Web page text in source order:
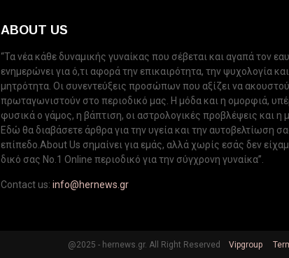
ABOUT US
“Τα νέα κάθε δυναμικής γυναίκας που σέβεται και αγαπά τον
ενημερώνει για ό,τι αφορά την επικαιρότητα, την ψυχολογία
μητρότητα. Οι συνεντεύξεις προσώπων που αξίζει να
πρωταγωνιστούν στο περιοδικό μας. Η μόδα και η ομορφιά,
φυσικά ο γάμος, η βάπτιση, οι αστρολογικές προβλέψεις και η
Εδώ θα διαβάσετε άρθρα για την υγεία και την αυτοβελτίωση
επίπεδο.About Us σημαίνει για εμάς, αλλά χωρίς εσάς δεν
δικό σας Νo.1 Online περιοδικό για την σύγχρονη γυναίκα”.
Contact us: info@hernews.gr
@2025 - hernews.gr. All Right Reserved Vipgroup